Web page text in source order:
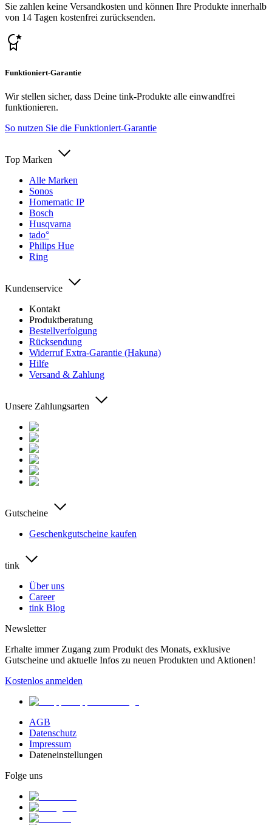
Sie zahlen keine Versandkosten und können Ihre Produkte innerhalb
von 14 Tagen kostenfrei zurücksenden.
Funktioniert-Garantie
Wir stellen sicher, dass Deine tink-Produkte alle einwandfrei
funktionieren.
So nutzen Sie die Funktioniert-Garantie
Top Marken
Alle Marken
Sonos
Homematic IP
Bosch
Husqvarna
tado°
Philips Hue
Ring
Kundenservice
Kontakt
Produktberatung
Bestellverfolgung
Rücksendung
Widerruf Extra-Garantie (Hakuna)
Hilfe
Versand & Zahlung
Unsere Zahlungsarten
Gutscheine
Geschenkgutscheine kaufen
tink
Über uns
Career
tink Blog
Newsletter
Erhalte immer Zugang zum Produkt des Monats, exklusive
Gutscheine und aktuelle Infos zu neuen Produkten und Aktionen!
Kostenlos anmelden
AGB
Datenschutz
Impressum
Dateneinstellungen
Folge uns